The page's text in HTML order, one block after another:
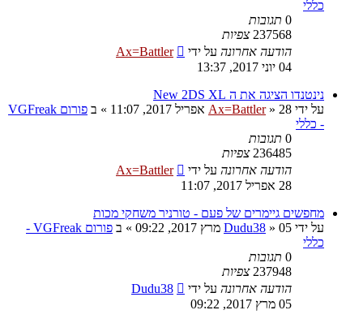
כללי
0 תגובות
237568 צפיות
הודעה אחרונה על ידי
Ax=Battler
04 יוני 2017, 13:37
נינטנדו הציגה את ה New 2DS XL
על ידי
Ax=Battler» 28 אפריל 2017, 11:07 » ב
פורום VGFreak
- כללי
0 תגובות
236485 צפיות
הודעה אחרונה על ידי
Ax=Battler
28 אפריל 2017, 11:07
מחפשים גיימרים של פעם - טורניר משחקי מכות
על ידי
Dudu38 » 05 מרץ 2017, 09:22 » ב
פורום VGFreak -
כללי
0 תגובות
237948 צפיות
הודעה אחרונה על ידי
Dudu38
05 מרץ 2017, 09:22